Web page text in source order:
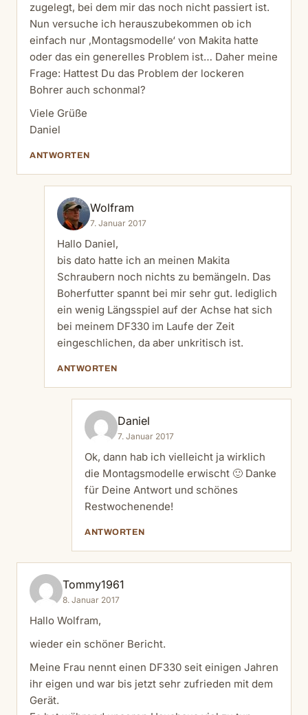
zugelegt, bei dem mir das noch nicht passiert ist.
Nun versuche ich herauszubekommen ob ich
einfach nur ‚Montagsmodelle‘ von Makita hatte
oder das ein generelles Problem ist… Daher meine
Frage: Hattest Du das Problem der lockeren
Bohrer auch schonmal?
Viele Grüße
Daniel
ANTWORTEN
Wolfram
7. Januar 2017
Hallo Daniel,
bis dato hatte ich an meinen Makita
Schraubern noch nichts zu bemängeln. Das
Boherfutter spannt bei mir sehr gut. lediglich
ein wenig Längsspiel auf der Achse hat sich
bei meinem DF330 im Laufe der Zeit
eingeschlichen, da aber unkritisch ist.
ANTWORTEN
Daniel
7. Januar 2017
Ok, dann hab ich vielleicht ja wirklich
die Montagsmodelle erwischt 🙂 Danke
für Deine Antwort und schönes
Restwochenende!
ANTWORTEN
Tommy1961
8. Januar 2017
Hallo Wolfram,
wieder ein schöner Bericht.
Meine Frau nennt einen DF330 seit einigen Jahren
ihr eigen und war bis jetzt sehr zufrieden mit dem
Gerät.